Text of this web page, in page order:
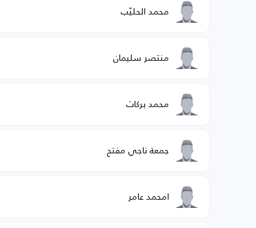
محمد الحليّب
منتصر سليمان
محمد بركات
جمعة ناجي مفتح
امحمد عامر